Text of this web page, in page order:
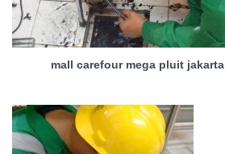
mall carefour mega pluit jakarta